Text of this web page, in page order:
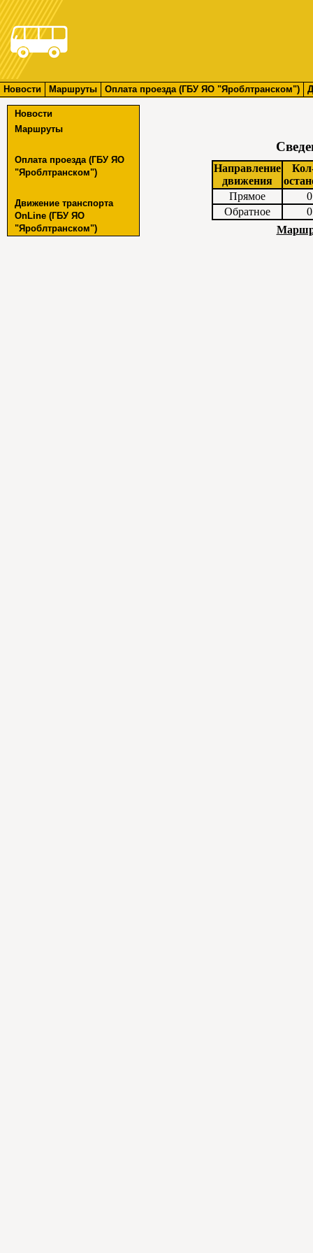
Новости Маршруты Оплата проезда (ГБУ ЯО "Яроблтранском")
Новости
Маршруты
Оплата проезда (ГБУ ЯО
"Яроблтранском")
Движение транспорта
OnLine (ГБУ ЯО
"Яроблтранском")
Направление
движения
Прямое
0
Обратное
0